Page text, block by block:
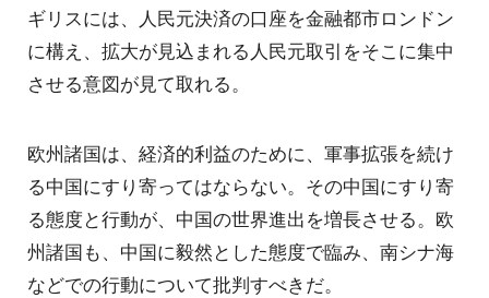
ギリスには、人民元決済の口座を金融都市ロンドン
に構え、拡大が見込まれる人民元取引をそこに集中
させる意図が見て取れる。
欧州諸国は、経済的利益のために、軍事拡張を続け
る中国にすり寄ってはならない。その中国にすり寄
る態度と行動が、中国の世界進出を増長させる。欧
州諸国も、中国に毅然とした態度で臨み、南シナ海
などでの行動について批判すべきだ。